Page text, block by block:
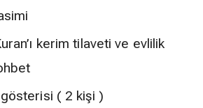
kerim tilaveti ve evlilik
( 2 kişi )